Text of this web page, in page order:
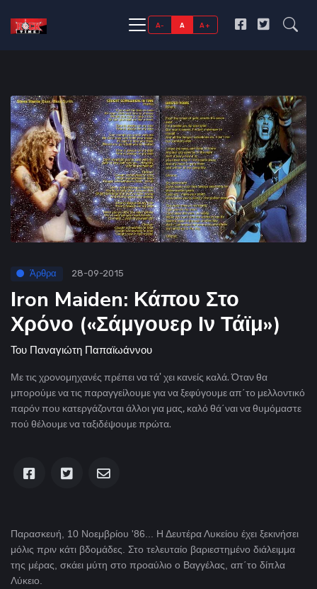
A- A A+
Άρθρα 28-09-2015
Ιron Maiden: Κάπου Στο
Χρόνο («Σάμγουερ Ιν Τάϊμ»)
Του Παναγιώτη Παπαϊωάννου
Με τις χρονομηχανές πρέπει να τά' χει κανείς καλά. Όταν θα
μπορούμε να τις παραγγείλουμε για να ξεφύγουμε απ΄το μελλοντικό
παρόν που κατεργάζονται άλλοι για μας, καλό θά΄ναι να θυμόμαστε
πού θέλουμε να ταξιδέψουμε πρώτα.
Παρασκευή, 10 Noεμβρίου '86... Η Δευτέρα Λυκείου έχει ξεκινήσει
μόλις πριν κάτι βδομάδες. Στο τελευταίο βαριεστημένο διάλειμμα
της μέρας, σκάει μύτη στο προαύλιο ο Βαγγέλας, απ΄το δίπλα
Λύκειο.